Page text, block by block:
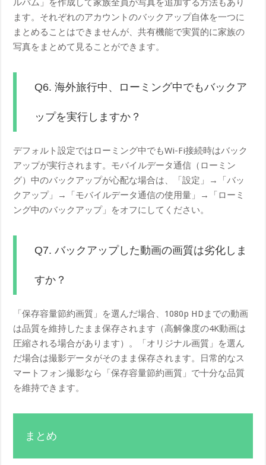
ルバム」を作成して家族全員が写真を追加する方法もあり
ます。それぞれのアカウントのバックアップ自体を一つに
まとめることはできませんが、共有機能で実質的に家族の
写真をまとめて見ることができます。
Q6. 海外旅行中、ローミング中でもバックア
ップを実行しますか？
デフォルト設定ではローミング中でもWi-Fi接続時はバック
アップが実行されます。モバイルデータ通信（ローミン
グ）中のバックアップが心配な場合は、「設定」→「バッ
クアップ」→「モバイルデータ通信の使用量」→「ローミ
ング中のバックアップ」をオフにしてください。
Q7. バックアップした動画の画質は劣化しま
すか？
「保存容量節約画質」を選んだ場合、1080p HDまでの動画
は品質を維持したまま保存されます（高解像度の4K動画は
圧縮される場合があります）。「オリジナル画質」を選ん
だ場合は撮影データがそのまま保存されます。日常的なス
マートフォン撮影なら「保存容量節約画質」で十分な品質
を維持できます。
まとめ